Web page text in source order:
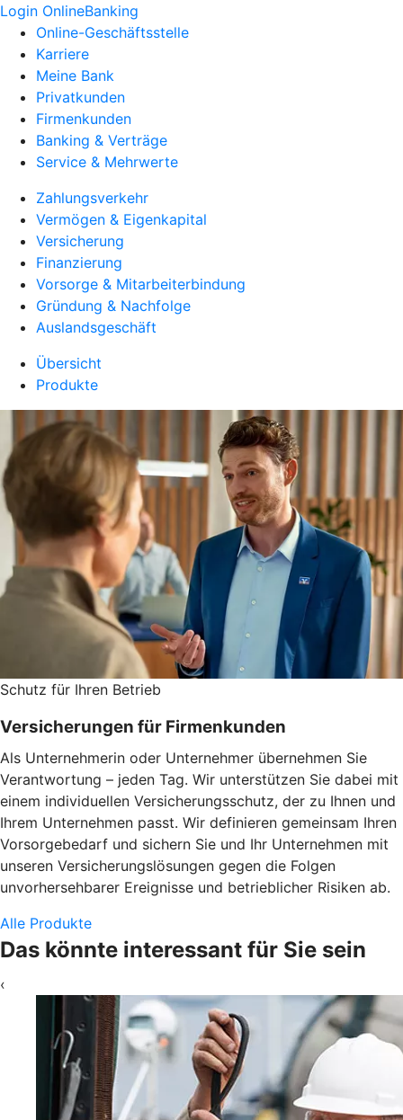
Login OnlineBanking
Online-Geschäftsstelle
Karriere
Meine Bank
Privatkunden
Firmenkunden
Banking & Verträge
Service & Mehrwerte
Zahlungsverkehr
Vermögen & Eigenkapital
Versicherung
Finanzierung
Vorsorge & Mitarbeiterbindung
Gründung & Nachfolge
Auslandsgeschäft
Übersicht
Produkte
Schutz für Ihren Betrieb
Versicherungen für Firmenkunden
Als Unternehmerin oder Unternehmer übernehmen Sie
Verantwortung – jeden Tag. Wir unterstützen Sie dabei mit
einem individuellen Versicherungsschutz, der zu Ihnen und
Ihrem Unternehmen passt. Wir definieren gemeinsam Ihren
Vorsorgebedarf und sichern Sie und Ihr Unternehmen mit
unseren Versicherungslösungen gegen die Folgen
unvorhersehbarer Ereignisse und betrieblicher Risiken ab.
Alle Produkte
Das könnte interessant für Sie sein
‹